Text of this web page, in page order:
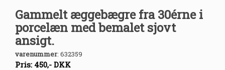
Gammelt æggebægre fra 30érne i
porcelæn med bemalet sjovt
ansigt.
varenummer: 632359
Pris: 450,- DKK